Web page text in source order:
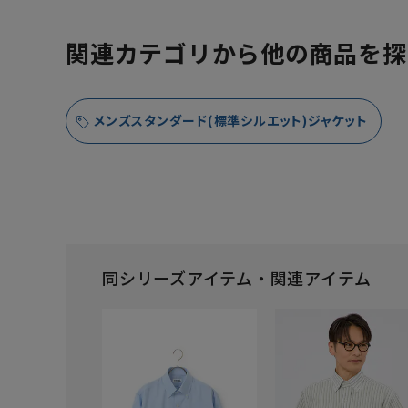
関連カテゴリから他の商品を
メンズスタンダード(標準シルエット)ジャケット
同シリーズアイテム・関連アイテム